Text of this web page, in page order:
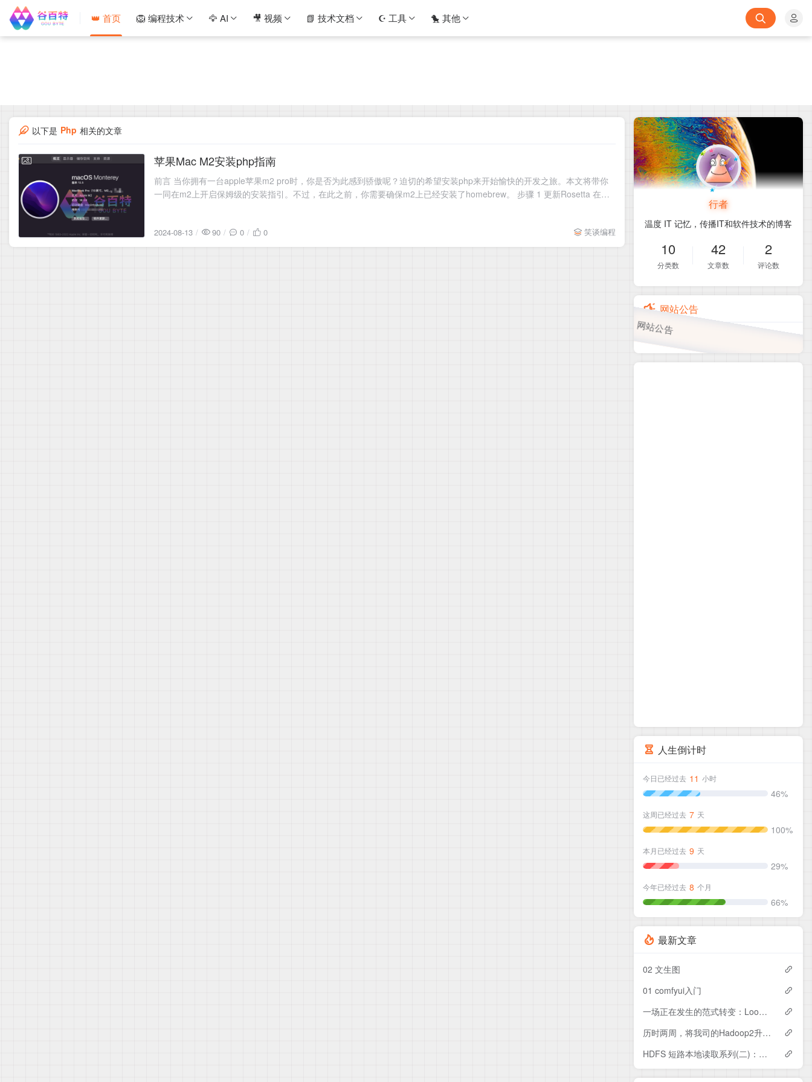
👑 首页 🦁 编程技术 🦅 AI 🎥 视频 📗 技术文档 ☪️ 工具 🐤 其他
以下是 Php 相关的文章
2024-08-13
苹果Mac M2安装php指南
前言 当你拥有一台apple苹果m2 pro时，你是否为此感到骄傲呢？迫切的希望安装php来开始愉快的开发之旅。本文将带你
一同在m2上开启保姆级的安装指引。不过，在此之前，你需要确保m2上已经安装了homebrew。 步骤 1 更新Rosetta 在m2
2024-08-13 90 0 0 笑谈编程
行者
温度 IT 记忆，传播IT和软件技术的博客
10
分类数
42
文章数
2
评论数
网站公告
网站公告
人生倒计时
今日已经过去 11 小时
46%
这周已经过去 7 天
100%
本月已经过去 9 天
29%
今年已经过去 8 个月
66%
最新文章
02 文生图
01 comfyui入门
一场正在发生的范式转变：Loop Engineering（循环工程）
历时两周，将我司的Hadoop2升级到Hadoop3，踩了几个大坑
HDFS 短路本地读取系列(二)：你以为的「本地读」和真正的「本地读」—getLegacy vs getBlockReaderLocal 的本质差异